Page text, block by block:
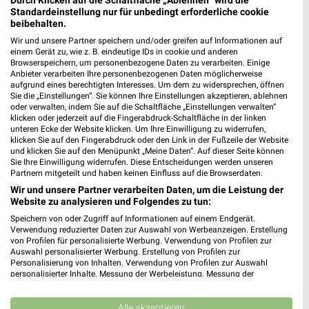
Heute 08:00 - 20:00 Uhr | Geöffnet
Rossmann Gröditz
Stolzenhainer Str. 1 a
01609 Gröditz
Heute 08:00 - 20:00 Uhr | Geöffnet
122,49 km • Angebote: 3 Prospekte
dm Elsterwerda
Lauchhammerstraße 60
04910 Elsterwerda
Heute 08:00 - 20:00 Uhr | Geöffnet
117,61 km
Standardeinstellung nur für unbedingt erforderliche cookie
beibehalten.
Wir und unsere Partner speichern und/oder greifen auf Informationen auf
einem Gerät zu, wie z. B. eindeutige IDs in cookie und anderen
Browserspeichern, um personenbezogene Daten zu verarbeiten. Einige
Anbieter verarbeiten Ihre personenbezogenen Daten möglicherweise
aufgrund eines berechtigten Interesses. Um dem zu widersprechen, öffnen
Sie die „Einstellungen“. Sie können Ihre Einstellungen akzeptieren, ablehnen
oder verwalten, indem Sie auf die Schaltfläche „Einstellungen verwalten“
klicken oder jederzeit auf die Fingerabdruck-Schaltfläche in der linken
unteren Ecke der Website klicken. Um Ihre Einwilligung zu widerrufen,
klicken Sie auf den Fingerabdruck oder den Link in der Fußzeile der Website
und klicken Sie auf den Menüpunkt „Meine Daten“. Auf dieser Seite können
Sie Ihre Einwilligung widerrufen. Diese Entscheidungen werden unseren
Partnern mitgeteilt und haben keinen Einfluss auf die Browserdaten.
Wir und unsere Partner verarbeiten Daten, um die Leistung der
Website zu analysieren und Folgendes zu tun:
Speichern von oder Zugriff auf Informationen auf einem Endgerät.
Verwendung reduzierter Daten zur Auswahl von Werbeanzeigen. Erstellung
von Profilen für personalisierte Werbung. Verwendung von Profilen zur
Auswahl personalisierter Werbung. Erstellung von Profilen zur
Personalisierung von Inhalten. Verwendung von Profilen zur Auswahl
personalisierter Inhalte. Messung der Werbeleistung. Messung der
Kombinationen von Daten aus verschiedenen Quellen. Entwicklung und
Verbesserung der Angebote. Verwendung reduzierter Daten zur Auswahl